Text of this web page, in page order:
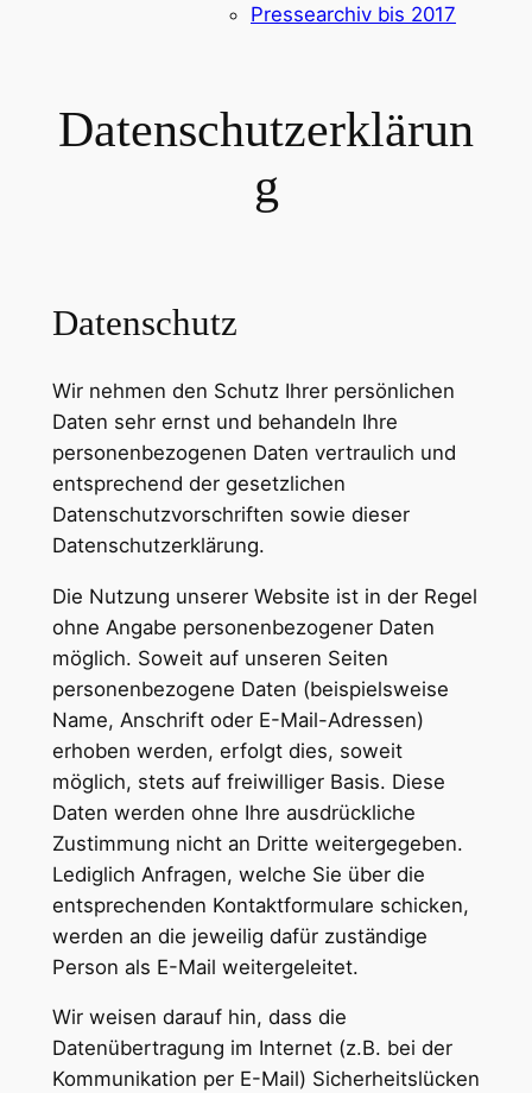
Pressearchiv bis 2017
Datenschutzerklärun
g
Datenschutz
Wir nehmen den Schutz Ihrer persönlichen
Daten sehr ernst und behandeln Ihre
personenbezogenen Daten vertraulich und
entsprechend der gesetzlichen
Datenschutzvorschriften sowie dieser
Datenschutzerklärung.
Die Nutzung unserer Website ist in der Regel
ohne Angabe personenbezogener Daten
möglich. Soweit auf unseren Seiten
personenbezogene Daten (beispielsweise
Name, Anschrift oder E-Mail-Adressen)
erhoben werden, erfolgt dies, soweit
möglich, stets auf freiwilliger Basis. Diese
Daten werden ohne Ihre ausdrückliche
Zustimmung nicht an Dritte weitergegeben.
Lediglich Anfragen, welche Sie über die
entsprechenden Kontaktformulare schicken,
werden an die jeweilig dafür zuständige
Person als E-Mail weitergeleitet.
Wir weisen darauf hin, dass die
Datenübertragung im Internet (z.B. bei der
Kommunikation per E-Mail) Sicherheitslücken